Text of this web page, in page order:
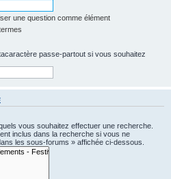
une question comme élément
passe-partout si vous souhaitez
vous souhaitez effectuer une recherche.
inclus dans la recherche si vous ne
les sous-forums » affichée ci-dessous.